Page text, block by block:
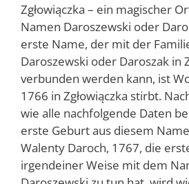
Zgłowiączka – ein magischer
Namen Daroszewski oder
erste Name, der mit der
Daroszewski oder Daroszak in
verbunden werden kann, ist
1766 in Zgłowiączka stirbt.
wie alle nachfolgende Daten
erste Geburt aus diesem
Walenty Daroch, 1767, die
irgendeiner Weise mit dem